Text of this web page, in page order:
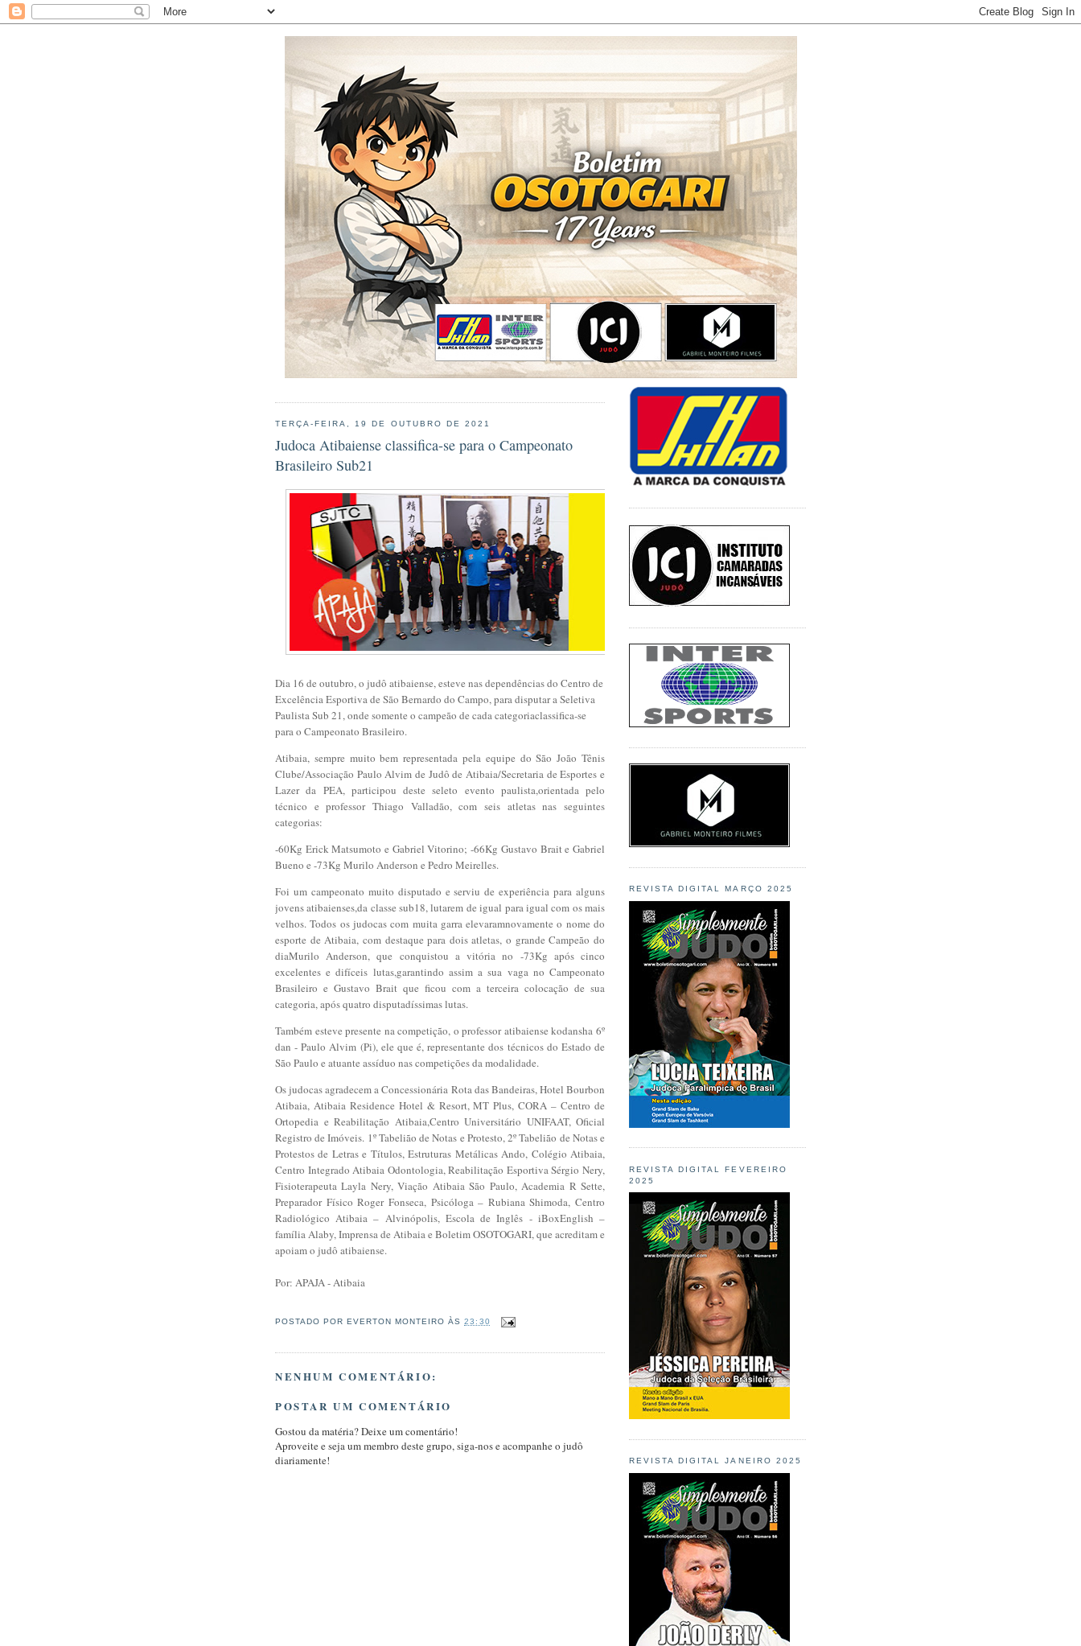
TERÇA-FEIRA, 19 DE OUTUBRO DE 2021
Judoca Atibaiense classifica-se para o Campeonato
Brasileiro Sub21
Dia 16 de outubro, o judô atibaiense, esteve nas dependências do Centro de
Excelência Esportiva de São Bernardo do Campo, para disputar a Seletiva
Paulista Sub 21, onde somente o campeão de cada categoriaclassifica-se
para o Campeonato Brasileiro.
Atibaia, sempre muito bem representada pela equipe do São João Tênis
Clube/Associação Paulo Alvim de Judô de Atibaia/Secretaria de Esportes e
Lazer da PEA, participou deste seleto evento paulista,orientada pelo
técnico e professor Thiago Valladão, com seis atletas nas seguintes
categorias:
-60Kg Erick Matsumoto e Gabriel Vitorino; -66Kg Gustavo Brait e Gabriel
Bueno e -73Kg Murilo Anderson e Pedro Meirelles.
Foi um campeonato muito disputado e serviu de experiência para alguns
jovens atibaienses,da classe sub18, lutarem de igual para igual com os mais
velhos. Todos os judocas com muita garra elevaramnovamente o nome do
esporte de Atibaia, com destaque para dois atletas, o grande Campeão do
diaMurilo Anderson, que conquistou a vitória no -73Kg após cinco
excelentes e difíceis lutas,garantindo assim a sua vaga no Campeonato
Brasileiro e Gustavo Brait que ficou com a terceira colocação de sua
categoria, após quatro disputadíssimas lutas.
Também esteve presente na competição, o professor atibaiense kodansha 6º
dan - Paulo Alvim (Pi), ele que é, representante dos técnicos do Estado de
São Paulo e atuante assíduo nas competições da modalidade.
Os judocas agradecem a Concessionária Rota das Bandeiras, Hotel Bourbon
Atibaia, Atibaia Residence Hotel & Resort, MT Plus, CORA – Centro de
Ortopedia e Reabilitação Atibaia,Centro Universitário UNIFAAT, Oficial
Registro de Imóveis. 1º Tabelião de Notas e Protesto, 2º Tabelião de Notas e
Protestos de Letras e Títulos, Estruturas Metálicas Ando, Colégio Atibaia,
Centro Integrado Atibaia Odontologia, Reabilitação Esportiva Sérgio Nery,
Fisioterapeuta Layla Nery, Viação Atibaia São Paulo, Academia R Sette,
Preparador Físico Roger Fonseca, Psicóloga – Rubiana Shimoda, Centro
Radiológico Atibaia – Alvinópolis, Escola de Inglês - iBoxEnglish –
família Alaby, Imprensa de Atibaia e Boletim OSOTOGARI, que acreditam e
apoiam o judô atibaiense.
Por: APAJA - Atibaia
POSTADO POR EVERTON MONTEIRO ÀS23:30
NENHUM COMENTÁRIO:
POSTAR UM COMENTÁRIO
Gostou da matéria? Deixe um comentário!
Aproveite e seja um membro deste grupo, siga-nos e acompanhe o judô
diariamente!
REVISTA DIGITAL MARÇO 2025
REVISTA DIGITAL FEVEREIRO
2025
REVISTA DIGITAL JANEIRO 2025